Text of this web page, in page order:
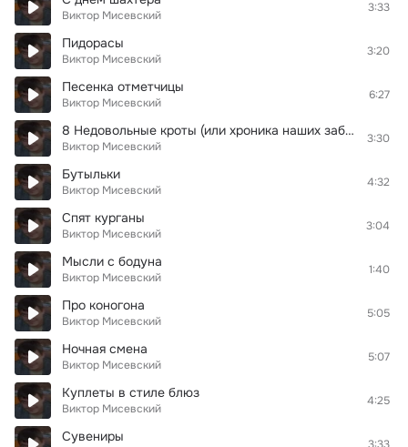
Виктор Мисевский
3:33
Пидорасы
Виктор Мисевский
3:20
Песенка отметчицы
Виктор Мисевский
6:27
8 Недовольные кроты (или хроника наших забастовок)
Виктор Мисевский
3:30
Бутыльки
Виктор Мисевский
4:32
Спят курганы
Виктор Мисевский
3:04
Мысли с бодуна
Виктор Мисевский
1:40
Про коногона
Виктор Мисевский
5:05
Ночная смена
Виктор Мисевский
5:07
Куплеты в стиле блюз
Виктор Мисевский
4:25
Сувениры